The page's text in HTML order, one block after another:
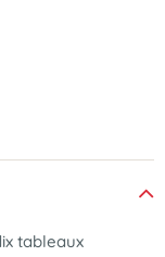
tableaux